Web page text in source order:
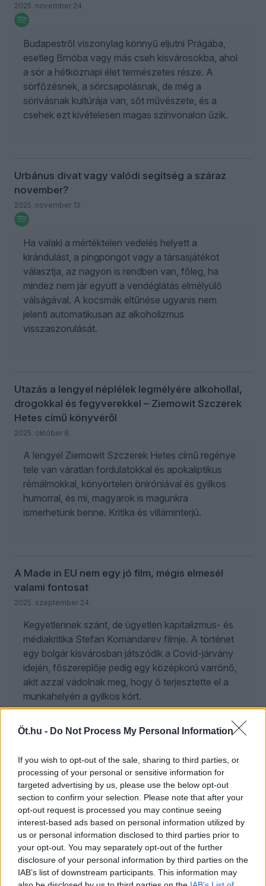
Öt.hu - Do Not Process My Personal Information
If you wish to opt-out of the sale, sharing to third parties, or
processing of your personal or sensitive information for
targeted advertising by us, please use the below opt-out
section to confirm your selection. Please note that after your
opt-out request is processed you may continue seeing
interest-based ads based on personal information utilized by
us or personal information disclosed to third parties prior to
your opt-out. You may separately opt-out of the further
disclosure of your personal information by third parties on the
IAB’s list of downstream participants. This information may
2025. november 24.
Budapestről viszonylag könnyű eljutni Prágába,
esetleg Brnóba vagy más cseh kisvárosokba, ahol
a sör a hétköznapi élet természetes része. A
sörfőzésnek, a sörcsapolásnak, de még a
sörivásnak kultúrája van, sőt művészete, és a
csehek ezt kivételesen magas színvonalon űzik.
Urbánus divat vagy valódi segítség a száraz
november?
2025. november 13.
Ha valaki a mértéktelen vedelés helyett a
kirándulást, a pingpongot vagy a társasjátékot
választja, az nagyon is rendben van, főleg, ha
mindez nem jár együtt a vendéglátás elmélyülő
válságával. A kocsmák eltűnése ugyanis nem
jelenti automatikusan az alkoholizmus
visszaszorulását.
Utazás a lengyel néplélek legmélyére alkohollal,
drogokkal és fegyverekkel – Ziemowit Szczerek
Hetes című könyvéről
2025. október 8.
A lengyel Ziemowit Szczerek Hetes című regénye
tele van váratlan fordulatokkal és apokaliptikus
rémálmokkal, könyörtelen öniróniával és gyilkos
humorral, és mi, magyarok is magunkra
ismerhetünk benne. Kritika és villáminterjú.
A Made in EU nem egy jó film, mégis elmesél
valami fontosat
2025. szeptember 24.
Kegyetlennek szánt, de ügyetlen kapitalizmus- és
médiakritika Stefan Komandarev filmje. A történet
egy bolgár kisvárosban játszódik a Covid-járvány
idején, főszereplője pedig egy középkorú varrónő,
akit azzal vádolnak meg, hogy ő terjesztette el a
munkahelyén a gyilkos kórt.
Miskolc története nem fáklyásmenet, de sajnálni
sem kell
2025. szeptember 20.
5
A Miskolcról alkotott kép sokak fejében még ma is
szürkébb a valóságnál, pedig aki veszi a
fáradtságot, hogy elutazzon oda, már nem a
rendszerváltás utáni kilátástalanságot fogja
tapasztalni. Ott van például a CineFest Nemzetközi